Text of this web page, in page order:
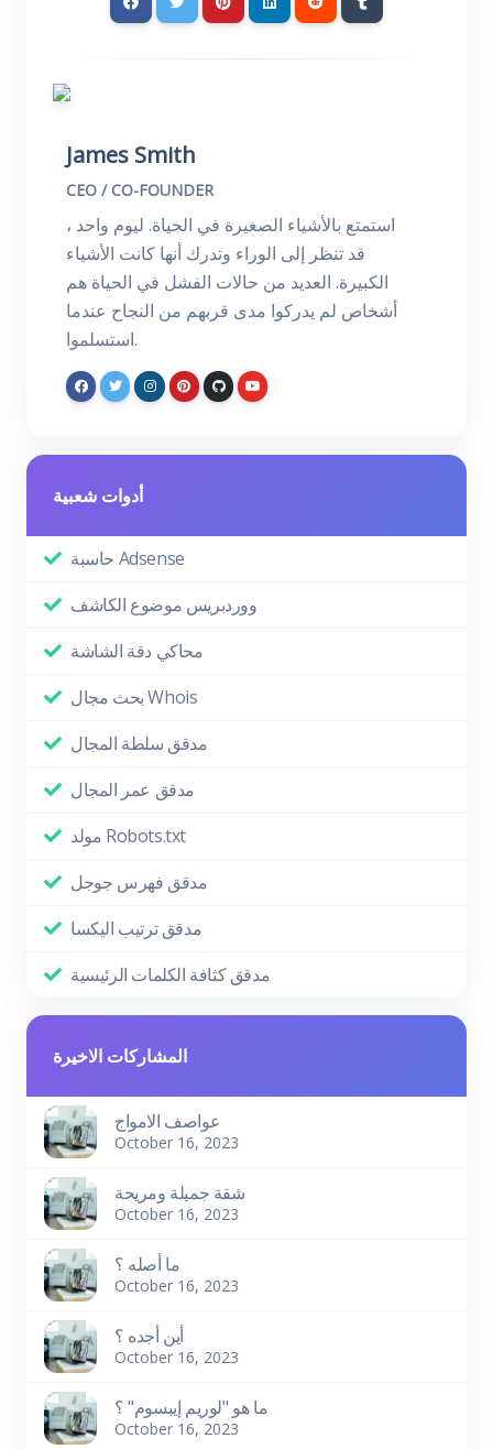
James Smith
CEO / CO-FOUNDER
استمتع بالأشياء الصغيرة في الحياة. ليوم واحد ،
قد تنظر إلى الوراء وتدرك أنها كانت الأشياء
الكبيرة. العديد من حالات الفشل في الحياة هم
أشخاص لم يدركوا مدى قربهم من النجاح عندما
استسلموا.
أدوات شعبية
حاسبة Adsense
ووردبريس موضوع الكاشف
محاكي دقة الشاشة
بحث مجال Whois
مدقق سلطة المجال
مدقق عمر المجال
مولد Robots.txt
مدقق فهرس جوجل
مدقق ترتيب اليكسا
مدقق كثافة الكلمات الرئيسية
المشاركات الاخيرة
عواصف الامواج
October 16, 2023
شقة جميلة ومريحة
October 16, 2023
ما أصله ؟
October 16, 2023
أين أجده ؟
October 16, 2023
ما هو "لوريم إيبسوم" ؟
October 16, 2023